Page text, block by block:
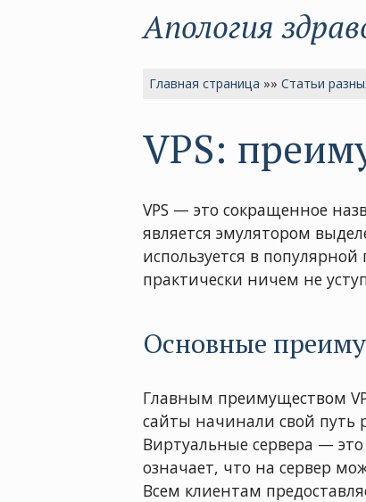
Апология
Главная страница »» Статьи
VPS:
VPS — это сокращенное
является эмулятором
используется в
практически ничем не
Основные
Главным преимуществом
сайты начинали свой путь
Виртуальные сервера —
означает, что на сервер
Всем клиентам